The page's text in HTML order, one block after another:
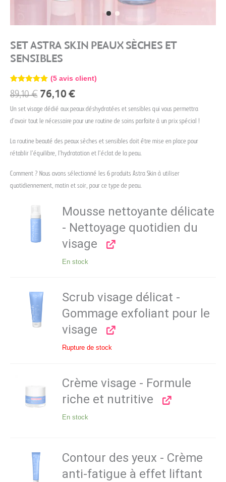
SET ASTRA SKIN PEAUX SÈCHES ET
SENSIBLES
Noté
5.00
sur 5
5
notations
client
(5avis client)
89,10€ 76,10€
Un set visage dédié aux peaux déshydratées et sensibles qui vous permettra
d’avoir tout le nécessaire pour une routine de soins parfaite à un prix spécial !
La routine beauté des peaux sèches et sensibles doit être mise en place pour
rétablir l’équilibre, l’hydratation et l’éclat de la peau.
Comment ? Nous avons sélectionné les 6 produits Astra Skin à utiliser
quotidiennement, matin et soir, pour ce type de peau.
Mousse nettoyante délicate
- Nettoyage quotidien du
visage
En stock
Scrub visage délicat -
Gommage exfoliant pour le
visage
Rupture de stock
Crème visage - Formule
riche et nutritive
En stock
Contour des yeux - Crème
anti-fatigue à effet liftant